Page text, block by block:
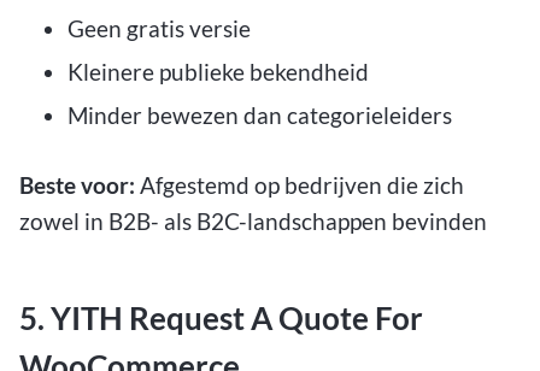
Geen gratis versie
Kleinere publieke bekendheid
Minder bewezen dan categorieleiders
Beste voor: Afgestemd op bedrijven die zich
zowel in B2B- als B2C-landschappen bevinden
5. YITH Request A Quote For